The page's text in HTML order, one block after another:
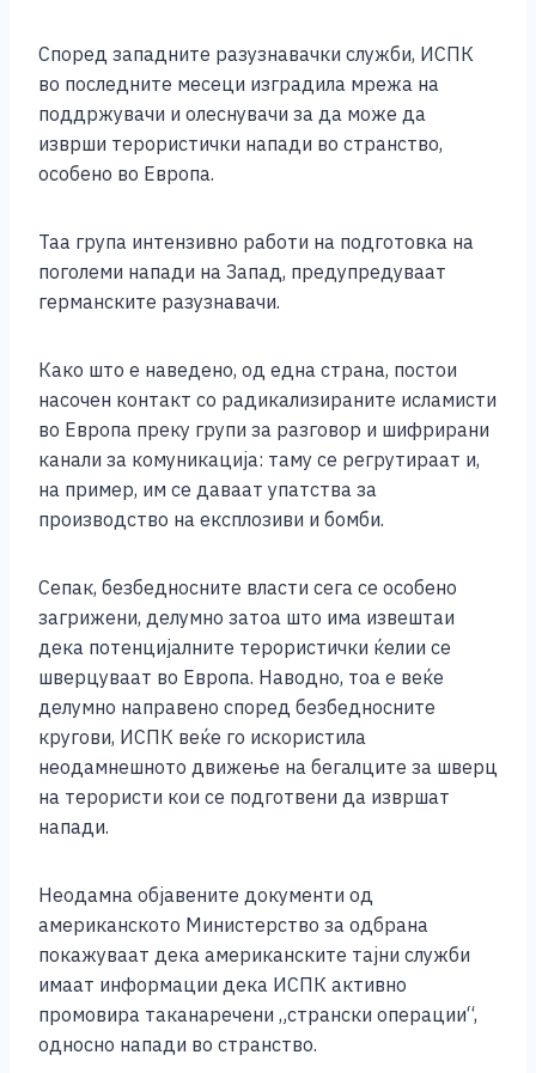
Според западните разузнавачки служби, ИСПК
во последните месеци изградила мрежа на
поддржувачи и олеснувачи за да може да
изврши терористички напади во странство,
особено во Европа.
Таа група интензивно работи на подготовка на
поголеми напади на Запад, предупредуваат
германските разузнавачи.
Како што е наведено, од една страна, постои
насочен контакт со радикализираните исламисти
во Европа преку групи за разговор и шифрирани
канали за комуникација: таму се регрутираат и,
на пример, им се даваат упатства за
производство на експлозиви и бомби.
Сепак, безбедносните власти сега се особено
загрижени, делумно затоа што има извештаи
дека потенцијалните терористички ќелии се
шверцуваат во Европа. Наводно, тоа е веќе
делумно направено според безбедносните
кругови, ИСПК веќе го искористила
неодамнешното движење на бегалците за шверц
на терористи кои се подготвени да извршат
напади.
Неодамна објавените документи од
американското Министерство за одбрана
покажуваат дека американските тајни служби
имаат информации дека ИСПК активно
промовира таканаречени „странски операции“,
односно напади во странство.